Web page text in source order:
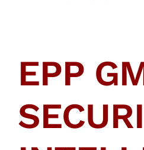
NACH:
EPP